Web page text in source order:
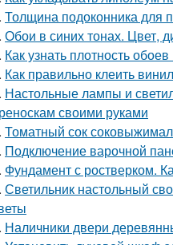
Толщина подоконника для
Обои в синих тонах. Цвет,
Как узнать плотность
Как правильно клеить
Настольные лампы и
своими руками
Томатный сок
Подключение варочной
Фундамент с ростверком.
Светильник настольный
Наличники двери